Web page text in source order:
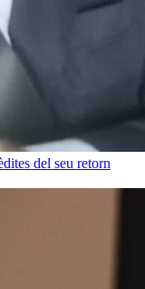
del seu retorn